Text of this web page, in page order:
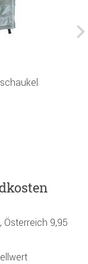
Österreich 9,95